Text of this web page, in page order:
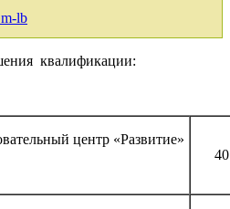
lb
квалификации:
центр «Развитие»